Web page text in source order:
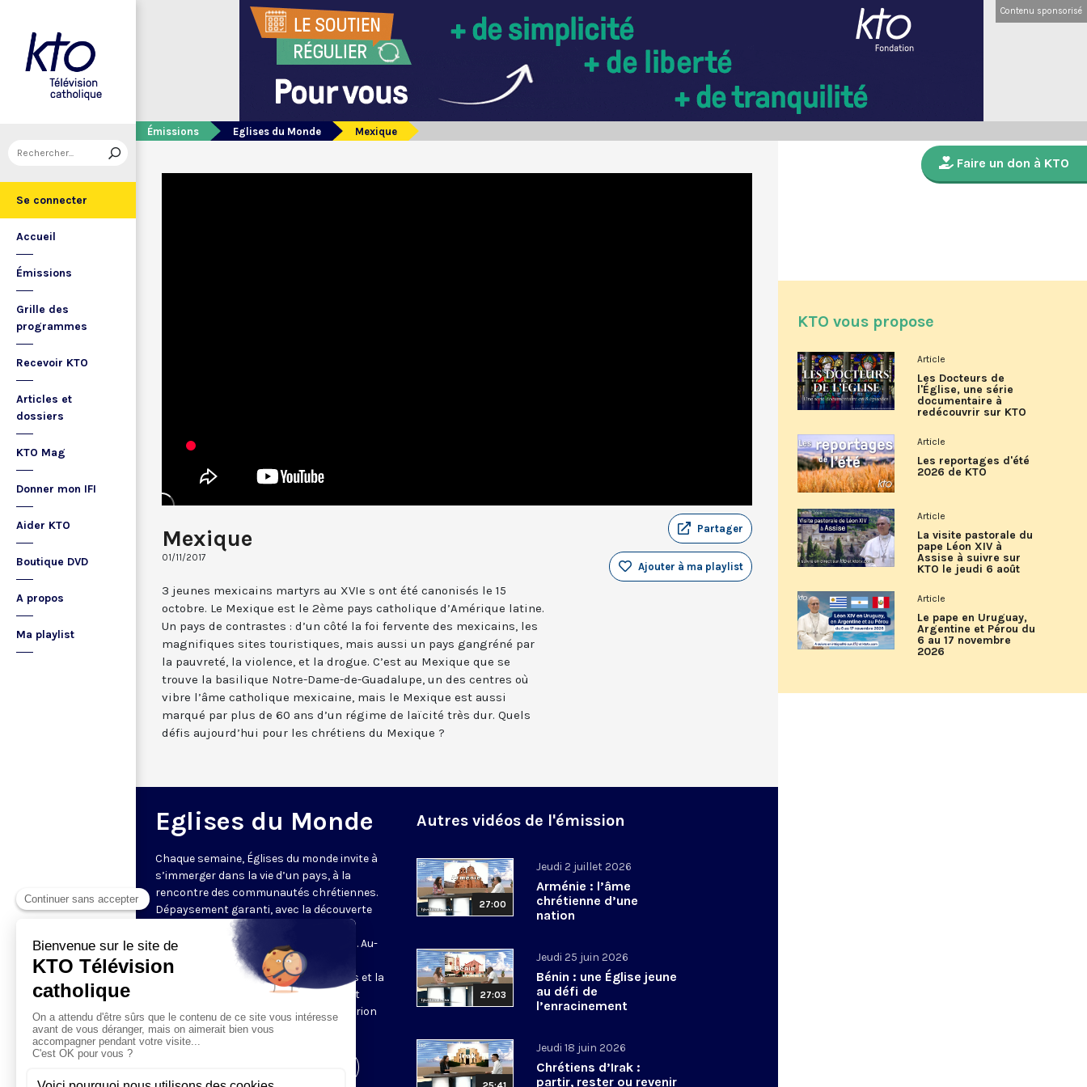
Se connecter
Accueil
Émissions
Grille des
programmes
Recevoir KTO
Articles et
dossiers
KTO Mag
Donner mon IFI
Aider KTO
Boutique DVD
A propos
Ma playlist
Contenu sponsorisé
Émissions Eglises du Monde Mexique
Mexique
01/11/2017
Partager
Ajouter à ma playlist
3 jeunes mexicains martyrs au XVIe s ont été canonisés le 15
octobre. Le Mexique est le 2ème pays catholique d’Amérique latine.
Un pays de contrastes : d’un côté la foi fervente des mexicains, les
magnifiques sites touristiques, mais aussi un pays gangréné par
la pauvreté, la violence, et la drogue. C’est au Mexique que se
trouve la basilique Notre-Dame-de-Guadalupe, un des centres où
vibre l’âme catholique mexicaine, mais le Mexique est aussi
marqué par plus de 60 ans d’un régime de laïcité très dur. Quels
défis aujourd’hui pour les chrétiens du Mexique ?
Eglises du Monde
Chaque semaine, Églises du monde invite à
s’immerger dans la vie d’un pays, à la
rencontre des communautés chrétiennes.
Dépaysement garanti, avec la découverte
des spécificités et du rayonnement de
l’Église catholique ou de ses difficultés. Au-
delà de l’actualité, il s’agit aussi de
comprendre les grands enjeux du pays et la
contribution que les chrétiens peuvent
apporter à la société. Présenté par Marion
Fontenille chaque jeudi à 21h45.
Autres vidéos de l'émission
27:00
Jeudi 2 juillet 2026
Arménie : l’âme
chrétienne d’une
nation
27:03
Jeudi 25 juin 2026
Bénin : une Église jeune
au défi de
l’enracinement
Jeudi 18 juin 2026
Chrétiens d’Irak :
partir, rester ou revenir
Faire un don à KTO
KTO vous propose
Article
Les Docteurs de
l'Église, une série
documentaire à
redécouvrir sur KTO
Article
Les reportages d'été
2026 de KTO
Article
La visite pastorale du
pape Léon XIV à
Assise à suivre sur
KTO le jeudi 6 août
Article
Le pape en Uruguay,
Argentine et Pérou du
6 au 17 novembre
2026